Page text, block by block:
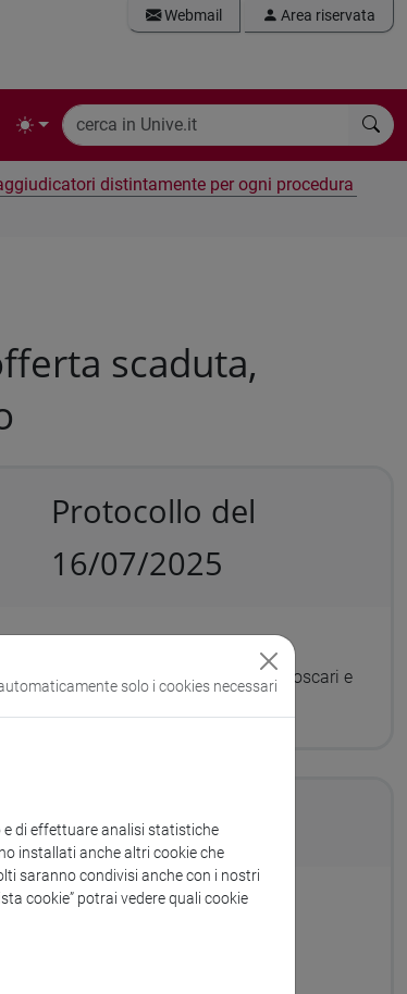
Webmail Area riservata
distintamente per ogni procedura
scaduta,
Protocollo del
16/07/2025
per la mostra Ca’ Foscari Tour "Ca’ Foscari e
solo i cookies necessari
di effettuare analisi statistiche
installati anche altri cookie che
saranno condivisi anche con i nostri
cookie” potrai vedere quali cookie